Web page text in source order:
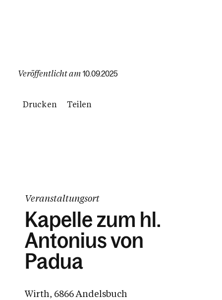
Veröffentlicht am 10.09.2025
Drucken Teilen
Veranstaltungsort
Kapelle zum hl.
Antonius von
Padua
Wirth, 6866 Andelsbuch